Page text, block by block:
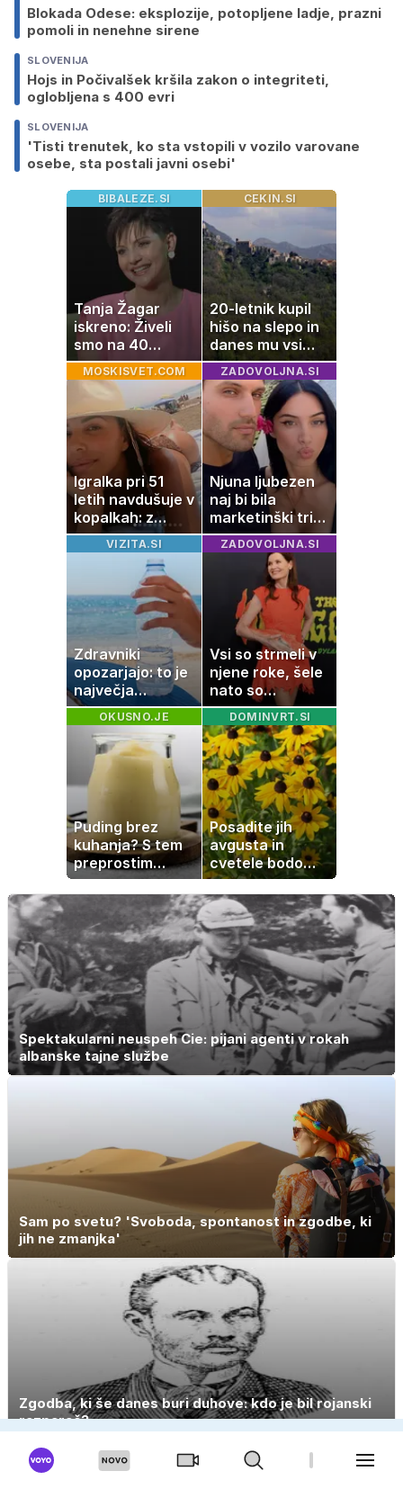
Blokada Odese: eksplozije, potopljene ladje, prazni
pomoli in nenehne sirene
SLOVENIJA
Hojs in Počivalšek kršila zakon o integriteti,
oglobljena s 400 evri
SLOVENIJA
'Tisti trenutek, ko sta vstopili v vozilo varovane
osebe, sta postali javni osebi'
BIBALEZE.SI
Tanja Žagar
iskreno: Živeli
smo na 40
kvadratih, a
imela sem vse,
kar otrok
potrebuje
CEKIN.SI
20-letnik kupil
hišo na slepo in
danes mu vsi
zavidajo
MOSKISVET.COM
Igralka pri 51
letih navdušuje v
kopalkah: z
možem uživa v
romantičnem
ZADOVOLJNA.SI
Njuna ljubezen
naj bi bila
marketinški trik,
tako se odzivata
na govorice
VIZITA.SI
Zdravniki
opozarjajo: to je
največja
napaka, ki jo
ljudje delajo med
vročino
ZADOVOLJNA.SI
Vsi so strmeli v
njene roke, šele
nato so
ugotovili, kaj drži
OKUSNO.JE
Puding brez
kuhanja? S tem
preprostim
trikom bo
pripravljen v
nekaj minutah
DOMINVRT.SI
Posadite jih
avgusta in
cvetele bodo
vse do zime
Spektakularni neuspeh Cie: pijani agenti v rokah
albanske tajne službe
Sam po svetu? 'Svoboda, spontanost in zgodbe, ki
jih ne zmanjka'
Zgodba, ki še danes buri duhove: kdo je bil rojanski
razparač?